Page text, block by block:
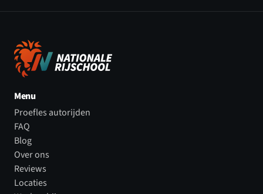
Menu
Proefles autorijden
FAQ
Blog
Over ons
Reviews
Locaties